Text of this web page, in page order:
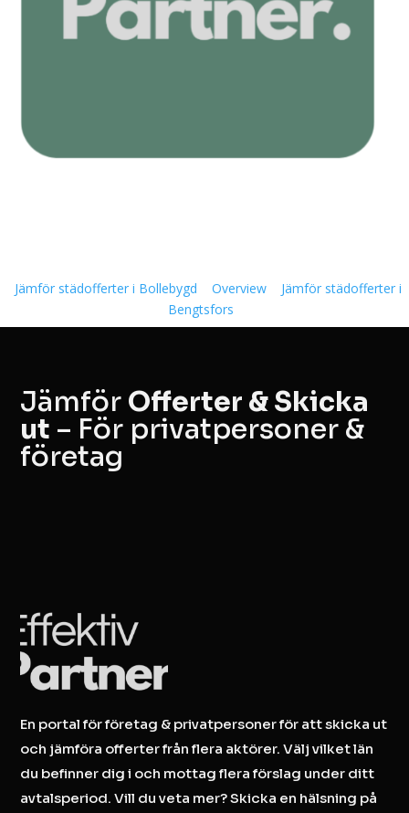
Jämför städofferter i Bollebygd Overview
Jämför städofferter i
Bengtsfors
Jämför Offerter & Skicka
ut – För privatpersoner &
företag
En portal för företag & privatpersoner för att skicka ut
och jämföra offerter från flera aktörer. Välj vilket län
du befinner dig i och mottag flera förslag under ditt
avtalsperiod. Vill du veta mer? Skicka en hälsning på